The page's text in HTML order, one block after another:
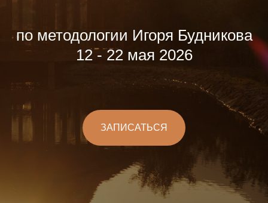
по методологии Игоря Будникова
12 - 22 мая 2026
ЗАПИСАТЬСЯ